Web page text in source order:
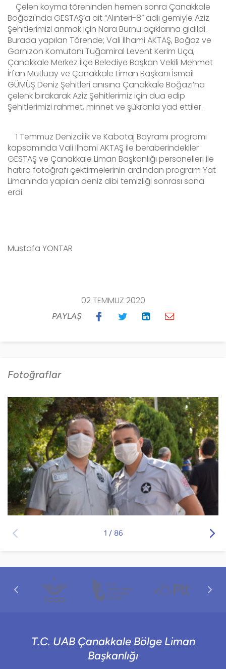
Çelen koyma töreninden hemen sonra Çanakkale
Boğazı'nda GESTAŞ’a ait “Alınteri-8” adlı gemiyle Aziz
Şehitlerimizi anmak için Nara Burnu açıklarına gidildi.
Burada yapılan Törende; Vali İlhami AKTAŞ, Boğaz ve
Garnizon Komutanı Tuğamiral Levent Kerim Uça,
Çanakkale Merkez İlçe Belediye Başkan Vekili Mehmet
İrfan Mutluay ve Çanakkale Liman Başkanı İsmail
GÜMÜŞ Deniz Şehitleri anısına Çanakkale Boğazı’na
çelenk bırakarak Aziz Şehitlerimiz için dua edip
Şehitlerimizi rahmet, minnet ve şükranla yad ettiler.
1 Temmuz Denizcilik ve Kabotaj Bayramı programı
kapsamında Vali İlhami AKTAŞ ile beraberindekiler
GESTAŞ ve Çanakkale Liman Başkanlığı personelleri ile
hatıra fotoğrafı çektirmelerinin ardından program Yat
Limanında yapılan deniz dibi temizliği sonrası sona
erdi.
Mustafa YONTAR
02 TEMMUZ 2020
PAYLAŞ
Fotoğraflar
1 / 86
T.C. UAB Çanakkale Bölge Liman
Başkanlığı